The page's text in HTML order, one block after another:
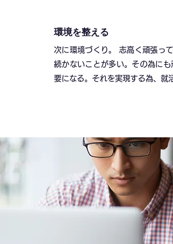
環境を整える
次に環境づくり。 志高く頑張っ
続かないことが多い。その為に
要になる。それを実現する為、就